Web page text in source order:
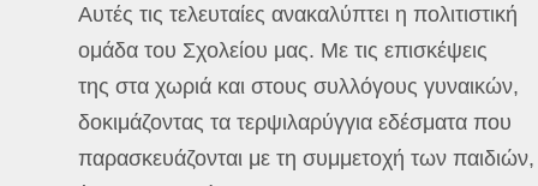
Αυτές τις τελευταίες ανακαλύπτει η πολιτιστική
ομάδα του Σχολείου μας. Με τις επισκέψεις
της στα χωριά και στους συλλόγους γυναικών,
δοκιμάζοντας τα τερψιλαρύγγια εδέσματα που
παρασκευάζονται με τη συμμετοχή των παιδιών,